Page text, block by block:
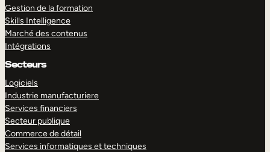
Gestion de la formation
Skills Intelligence
Marché des contenus
Intégrations
Secteurs
Logiciels
Industrie manufacturiere
Services financiers
Secteur publique
Commerce de détail
Services informatiques et techniques